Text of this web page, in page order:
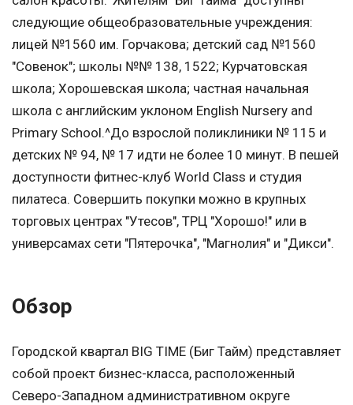
следующие общеобразовательные учреждения:
лицей №1560 им. Горчакова; детский сад №1560
"Совенок"; школы №№ 138, 1522; Курчатовская
школа; Хорошевская школа; частная начальная
школа с английским уклоном English Nursery and
Primary School.^До взрослой поликлиники № 115 и
детских № 94, № 17 идти не более 10 минут. В пешей
доступности фитнес-клуб World Class и студия
пилатеса. Совершить покупки можно в крупных
торговых центрах "Утесов", ТРЦ "Хорошо!" или в
универсамах сети "Пятерочка", "Магнолия" и "Дикси".
Обзор
Городской квартал BIG TIME (Биг Тайм) представляет
собой проект бизнес-класса, расположенный
Северо-Западном административном округе